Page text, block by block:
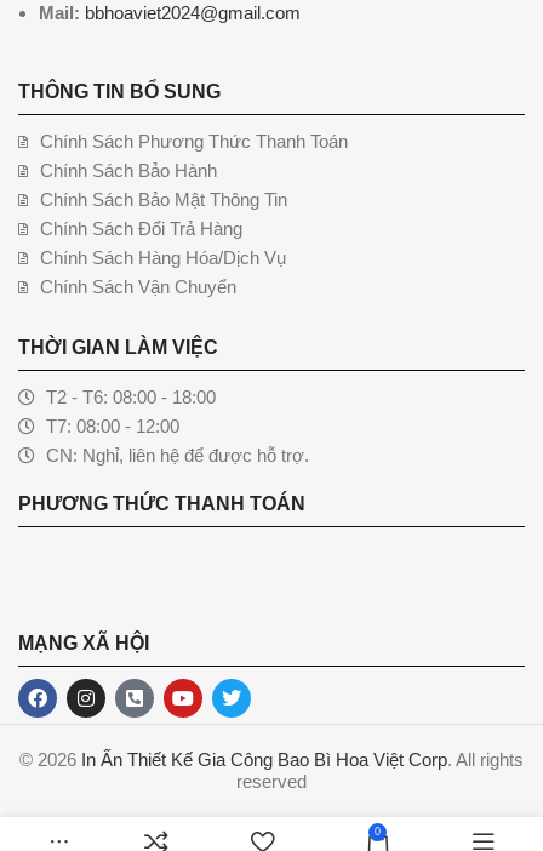
Mail: bbhoaviet2024@gmail.com
THÔNG TIN BỔ SUNG
Chính Sách Phương Thức Thanh Toán
Chính Sách Bảo Hành
Chính Sách Bảo Mật Thông Tin
Chính Sách Đổi Trả Hàng
Chính Sách Hàng Hóa/Dịch Vụ
Chính Sách Vận Chuyển
THỜI GIAN LÀM VIỆC
T2 - T6: 08:00 - 18:00
T7: 08:00 - 12:00
CN: Nghỉ, liên hệ để được hỗ trợ.
PHƯƠNG THỨC THANH TOÁN
MẠNG XÃ HỘI
© 2026 In Ấn Thiết Kế Gia Công Bao Bì Hoa Việt Corp. All rights
reserved
0